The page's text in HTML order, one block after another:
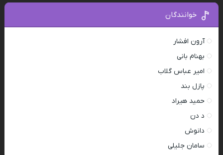
خوانندگان
آرون افشار
بهنام بانی
امیر عباس گلاب
پازل بند
حمید هیراد
د دن
دانوش
سامان جلیلی